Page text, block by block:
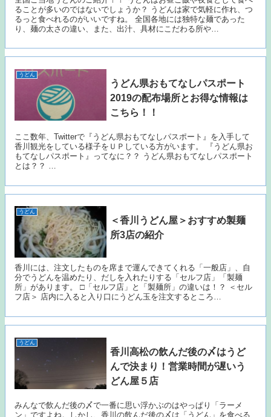
ることが多いのではないでしょうか？ うどんは家で気軽に作れ、つ
るっと食べれるのがいいですね。 全国各地には独特な麺であった
り、麺の太さの違い、また、出汁、具材にこだわる所や…
うどん
うどん県おもてなしパスポート
2019の配布場所とお得な情報は
こちら！！
ここ数年、Twitterで『うどん県おもてなしパスポート』を入手して
香川観光をしている様子をＵＰしている方がいます。 『うどん県お
もてなしパスポート』ってなに？？ うどん県おもてなしパスポート
とは？？ …
うどん
＜香川うどん屋＞おすすめ製麺
所3店の紹介
香川には、注文したものを席まで運んできてくれる「一般店」、自
分でうどんを温めたり、だしを入れたりする「セルフ店」「製麺
所」があります。 □「セルフ店」と「製麺所」の違いは！？ ＜セル
フ店＞ 店内に入ると入り口にうどん玉を注文するところ…
うどん
香川高松の飲んだ後の〆はうど
んで決まり！営業時間が遅いう
どん屋５店
みんなで飲んだ後の〆で一番に思い浮かぶのはやっぱり「ラーメ
ン」ですよね。しかし、香川の飲んだ後の〆は「うどん」を食べる